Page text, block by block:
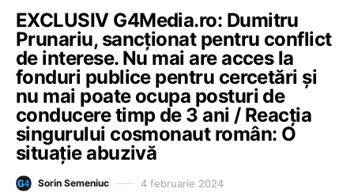
EXCLUSIV G4Media.ro: Dumitru
Prunariu, sancționat pentru conflict
de interese. Nu mai are acces la
fonduri publice pentru cercetări și
nu mai poate ocupa posturi de
conducere timp de 3 ani / Reacția
singurului cosmonaut român: O
situație abuzivă
Sorin Semeniuc 4 februarie 2024